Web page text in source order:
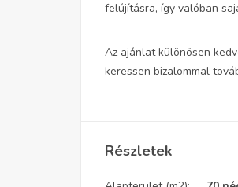
felújításra, így valóban
Az ajánlat különösen
keressen bizalommal
Részletek